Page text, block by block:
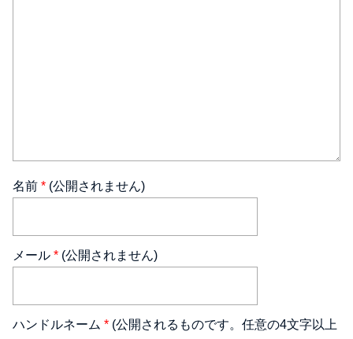
名前 * (公開されません)
メール * (公開されません)
ハンドルネーム * (公開されるものです。任意の4文字以上